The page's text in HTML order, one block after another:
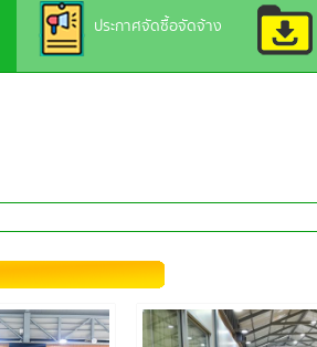
ประกาศจัดซื้อจัดจ้าง